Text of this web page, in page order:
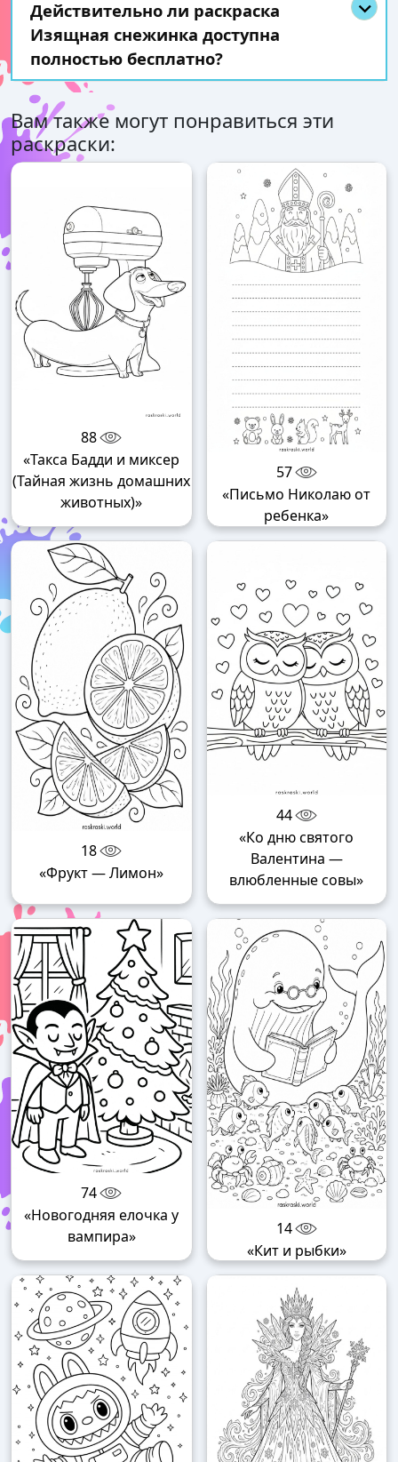
Действительно ли раскраска
Изящная снежинка доступна
полностью бесплатно?
Вам также могут понравиться эти
раскраски:
88
«Такса Бадди и миксер
(Тайная жизнь домашних
животных)»
57
«Письмо Николаю от
ребенка»
18
«Фрукт — Лимон»
44
«Ко дню святого
Валентина —
влюбленные совы»
74
«Новогодняя елочка у
вампира»
14
«Кит и рыбки»